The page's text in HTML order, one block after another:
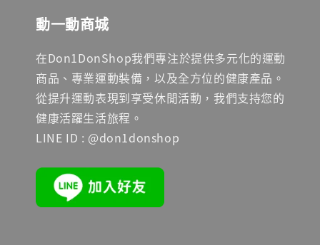
動一動商城
在Don1DonShop我們專注於提供多元化的運動
商品、專業運動裝備，以及全方位的健康產品。
從提升運動表現到享受休閒活動，我們支持您的
健康活躍生活旅程。
LINE ID : @don1donshop